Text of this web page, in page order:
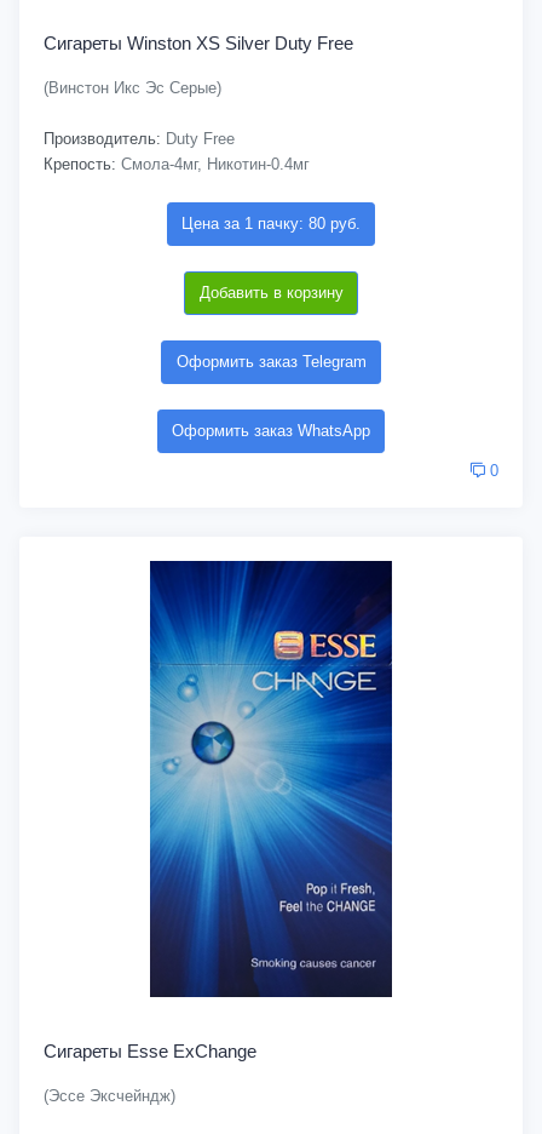
Сигареты Winston XS Silver Duty Free
(Винстон Икс Эс Серые)
Производитель: Duty Free
Крепость: Смола-4мг, Никотин-0.4мг
Цена за 1 пачку: 80 руб.
Добавить в корзину
Оформить заказ Telegram
Оформить заказ WhatsApp
0
Сигареты Esse ExChange
(Эссе Эксчейндж)